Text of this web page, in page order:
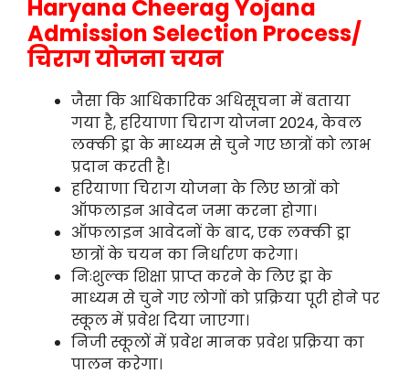
Haryana Cheerag Yojana
Admission Selection Process/
चिराग योजना चयन
जैसा कि आधिकारिक अधिसूचना में बताया
गया है, हरियाणा चिराग योजना 2024, केवल
लक्की ड्रा के माध्यम से चुने गए छात्रों को लाभ
प्रदान करती है।
हरियाणा चिराग योजना के लिए छात्रों को
ऑफलाइन आवेदन जमा करना होगा।
ऑफलाइन आवेदनों के बाद, एक लक्की ड्रा
छात्रों के चयन का निर्धारण करेगा।
निःशुल्क शिक्षा प्राप्त करने के लिए ड्रा के
माध्यम से चुने गए लोगों को प्रक्रिया पूरी होने पर
स्कूल में प्रवेश दिया जाएगा।
निजी स्कूलों में प्रवेश मानक प्रवेश प्रक्रिया का
पालन करेगा।